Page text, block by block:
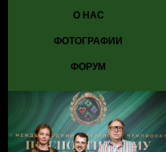
О НАС
ФОТОГРАФИИ
ФОРУМ